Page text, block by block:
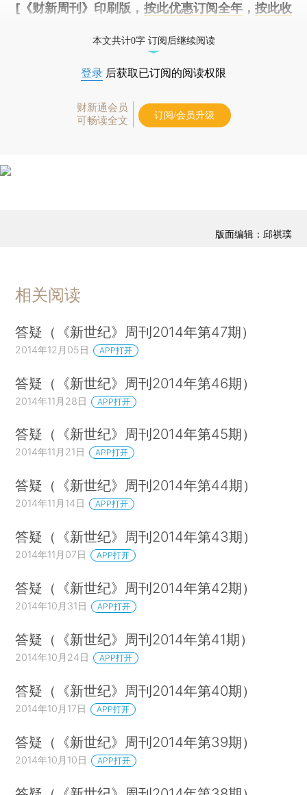
[《财新周刊》印刷版， 按此优惠订阅全年， 按此收
本文共计0字 订阅后继续阅读
登录 后获取已订阅的阅读权限
财新通会员
可畅读全文
订阅/会员升级
版面编辑：邱祺璞
相关阅读
答疑（《新世纪》周刊2014年第47期）
2014年12月05日 APP打开
答疑（《新世纪》周刊2014年第46期）
2014年11月28日 APP打开
答疑（《新世纪》周刊2014年第45期）
2014年11月21日 APP打开
答疑（《新世纪》周刊2014年第44期）
2014年11月14日 APP打开
答疑（《新世纪》周刊2014年第43期）
2014年11月07日 APP打开
答疑（《新世纪》周刊2014年第42期）
2014年10月31日 APP打开
答疑（《新世纪》周刊2014年第41期）
2014年10月24日 APP打开
答疑（《新世纪》周刊2014年第40期）
2014年10月17日 APP打开
答疑（《新世纪》周刊2014年第39期）
2014年10月10日 APP打开